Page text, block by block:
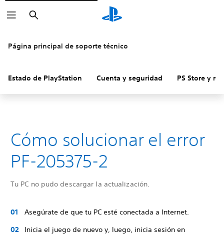
Buscar
Página principal de soporte técnico
Estado de PlayStation Cuenta y seguridad PS Store y
Cómo solucionar el error
PF-205375-2
Tu PC no pudo descargar la actualización.
Asegúrate de que tu PC esté conectada a Internet.
Inicia el juego de nuevo y, luego, inicia sesión en